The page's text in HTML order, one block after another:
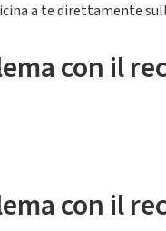
a te direttamente
con il
con il